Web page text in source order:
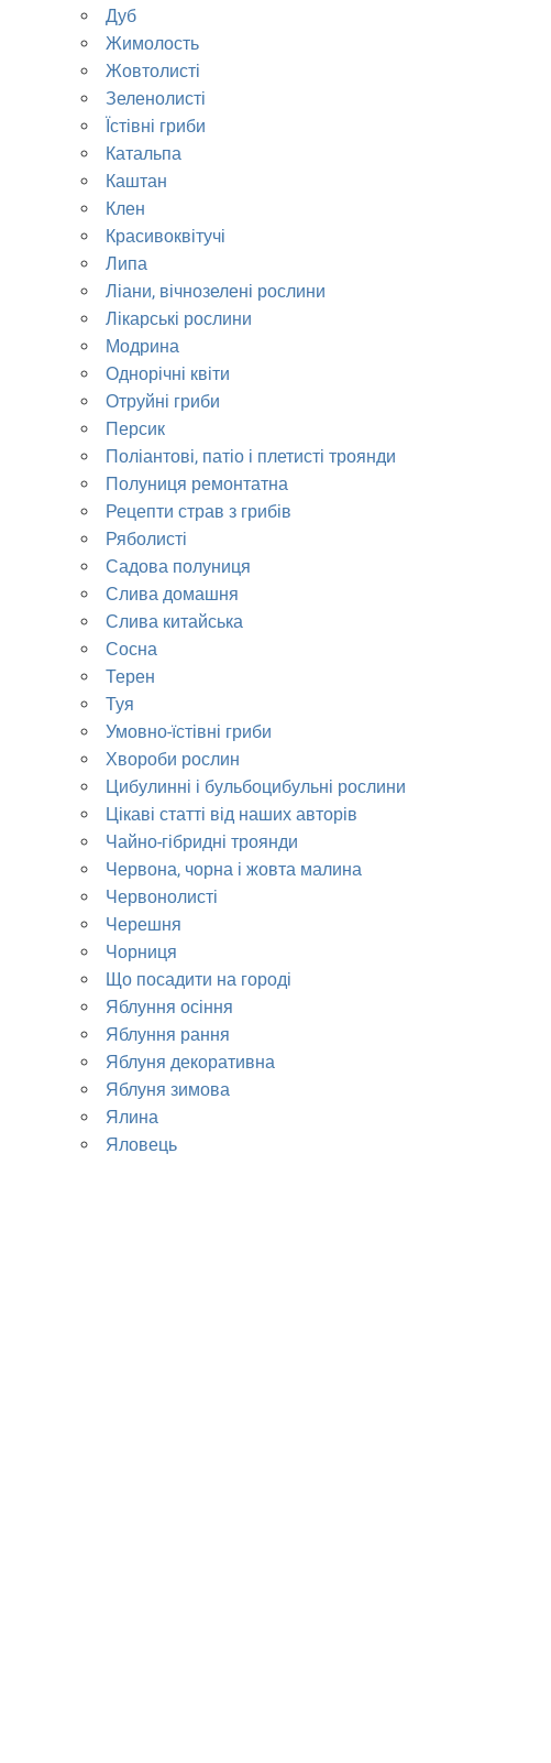
Дуб
Жимолость
Жовтолисті
Зеленолисті
Їстівні гриби
Катальпа
Каштан
Клен
Красивоквітучі
Липа
Ліани, вічнозелені рослини
Лікарські рослини
Модрина
Однорічні квіти
Отруйні гриби
Персик
Поліантові, патіо і плетисті троянди
Полуниця ремонтатна
Рецепти страв з грибів
Ряболисті
Садова полуниця
Слива домашня
Слива китайська
Сосна
Терен
Туя
Умовно-їстівні гриби
Хвороби рослин
Цибулинні і бульбоцибульні рослини
Цікаві статті від наших авторів
Чайно-гібридні троянди
Червона, чорна і жовта малина
Червонолисті
Черешня
Чорниця
Що посадити на городі
Яблуння осіння
Яблуння рання
Яблуня декоративна
Яблуня зимова
Ялина
Яловець